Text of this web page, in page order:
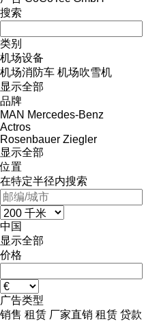
搜索
类别
机场设备
机场消防车 机场吹雪机
显示全部
品牌
MAN Mercedes-Benz
Actros
Rosenbauer Ziegler
显示全部
位置
在特定半径内搜索
中国
显示全部
价格
广告类型
销售 租赁 厂家直销 租赁 贷款